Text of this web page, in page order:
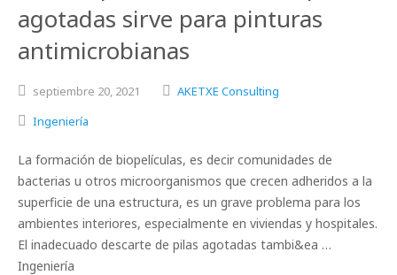
agotadas sirve para pinturas
antimicrobianas
septiembre 20, 2021
AKETXE Consulting
Ingeniería
La formación de biopelículas, es decir comunidades de
bacterias u otros microorganismos que crecen adheridos a la
superficie de una estructura, es un grave problema para los
ambientes interiores, especialmente en viviendas y hospitales.
El inadecuado descarte de pilas agotadas tambi&ea …
Ingeniería